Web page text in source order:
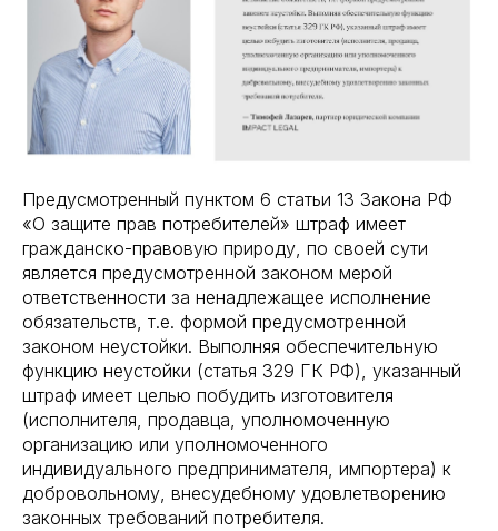
Предусмотренный пунктом 6 статьи 13 Закона РФ
«О защите прав потребителей» штраф имеет
гражданско-правовую природу, по своей сути
является предусмотренной законом мерой
ответственности за ненадлежащее исполнение
обязательств, т.е. формой предусмотренной
законом неустойки. Выполняя обеспечительную
функцию неустойки (статья 329 ГК РФ), указанный
штраф имеет целью побудить изготовителя
(исполнителя, продавца, уполномоченную
организацию или уполномоченного
индивидуального предпринимателя, импортера) к
добровольному, внесудебному удовлетворению
законных требований потребителя.